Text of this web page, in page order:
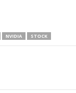
NVIDIA STOCK